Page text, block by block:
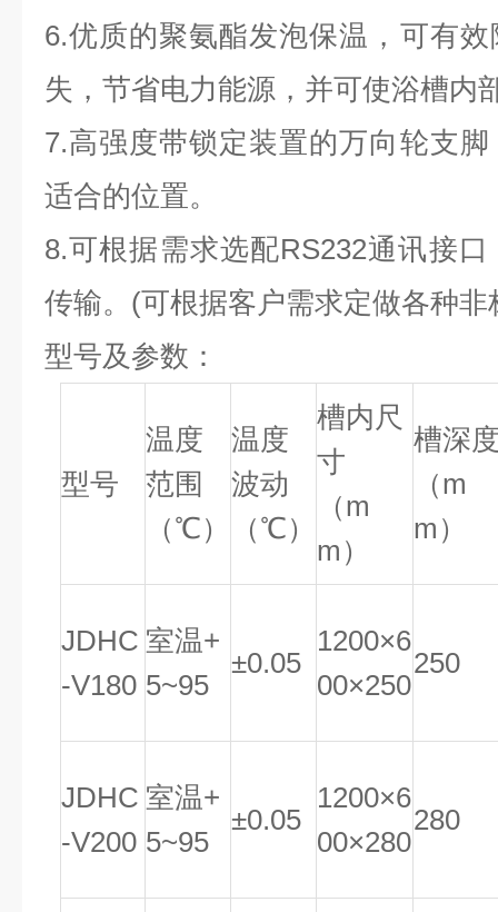
6.优质的聚氨酯发泡保温，可有
失，节省电力能源，并可使浴槽内
7.高强度带锁定装置的万向轮支
适合的位置。
8.可根据需求选配RS232通讯接口
传输。 (可根据客户需求定做各种非
型号及参数：
型号
温度
范围
（℃）
温度
波动
（℃）
槽内尺
寸
（m
m ）
槽深
（m
m ）
JDHC
-V180
室温+
5~95
±0.05
1200×6
00×250
250
JDHC
-V200
室温+
5~95
±0.05
1200×6
00×280
280